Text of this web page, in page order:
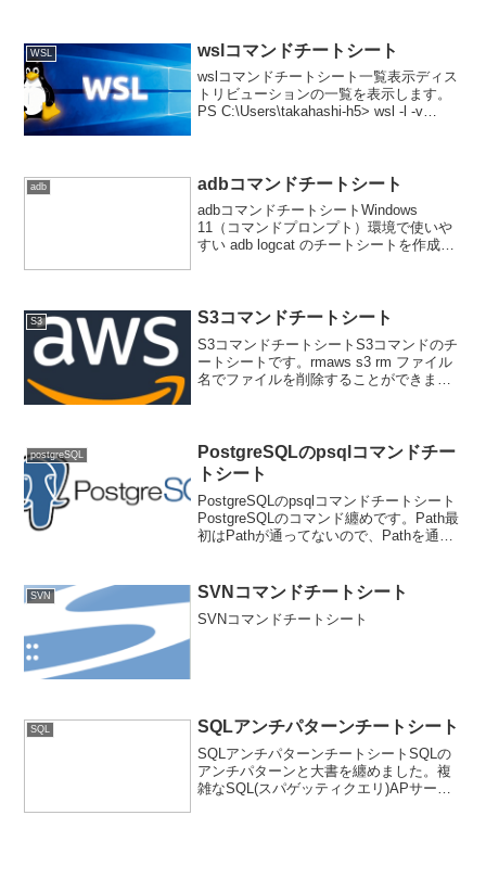
WSL wslコマンドチートシート
wslコマンドチートシート一覧表示ディス
トリビューションの一覧を表示します。
PS C:\Users\takahashi-h5> wsl -l -v
adb adbコマンドチートシート
adbコマンドチートシートWindows
11（コマンドプロンプト）環境で使いや
すい adb logcat のチートシートを作成し
S3 S3コマンドチートシート
S3コマンドチートシートS3コマンドのチ
ートシートです。rmaws s3 rm ファイル
名でファイルを削除することができま
postgreSQL
PostgreSQLのpsqlコマンドチー
トシート
PostgreSQLのpsqlコマンドチートシート
PostgreSQLのコマンド纏めです。Path最
初はPathが通ってないので、Pathを通し
SVN SVNコマンドチートシート
SVNコマンドチートシート
SQL SQLアンチパターンチートシート
SQLアンチパターンチートシートSQLの
アンチパターンと大書を纏めました。複
雑なSQL(スパゲッティクエリ)APサーバ